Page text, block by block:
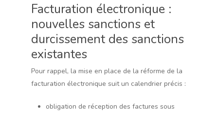
Facturation électronique :
nouvelles sanctions et
durcissement des sanctions
existantes
Pour rappel, la mise en place de la réforme de la
facturation électronique suit un calendrier précis :
obligation de réception des factures sous